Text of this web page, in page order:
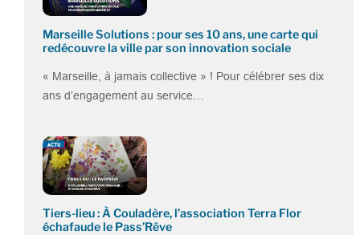
Marseille Solutions : pour ses 10 ans, une carte qui
redécouvre la ville par son innovation sociale
« Marseille, à jamais collective » ! Pour célébrer ses dix
ans d’engagement au service…
Tiers-lieu : À Couladère, l’association Terra Flor
échafaude le Pass’Rêve